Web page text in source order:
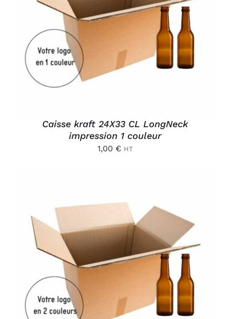
AJOUTER AU PANIER
Caisse kraft 24X33 CL LongNeck
impression 1 couleur
1,00 € HT
AJOUTER AU PANIER